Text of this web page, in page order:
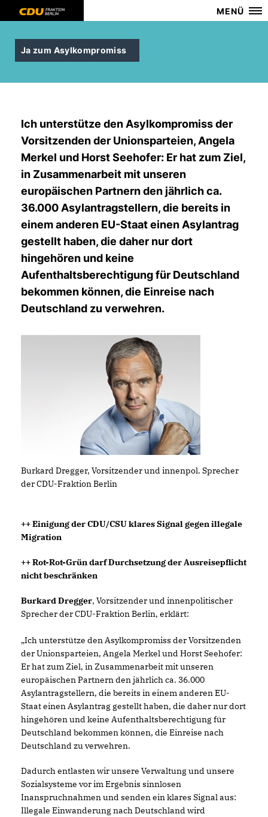
MENÜ
Ja zum Asylkompromiss
Ich unterstütze den Asylkompromiss der
Vorsitzenden der Unionsparteien, Angela
Merkel und Horst Seehofer: Er hat zum Ziel,
in Zusammenarbeit mit unseren
europäischen Partnern den jährlich ca.
36.000 Asylantragstellern, die bereits in
einem anderen EU-Staat einen Asylantrag
gestellt haben, die daher nur dort
hingehören und keine
Aufenthaltsberechtigung für Deutschland
bekommen können, die Einreise nach
Deutschland zu verwehren.
Burkard Dregger, Vorsitzender und innenpol. Sprecher
der CDU-Fraktion Berlin
++ Einigung der CDU/CSU klares Signal gegen illegale
Migration
++ Rot-Rot-Grün darf Durchsetzung der Ausreisepflicht
nicht beschränken
Burkard Dregger, Vorsitzender und innenpolitischer
Sprecher der CDU-Fraktion Berlin, erklärt:
Ich unterstütze den Asylkompromiss der Vorsitzenden
der Unionsparteien, Angela Merkel und Horst Seehofer:
Er hat zum Ziel, in Zusammenarbeit mit unseren
europäischen Partnern den jährlich ca. 36.000
Asylantragstellern, die bereits in einem anderen EU-
Staat einen Asylantrag gestellt haben, die daher nur dort
hingehören und keine Aufenthaltsberechtigung für
Deutschland bekommen können, die Einreise nach
Deutschland zu verwehren.
Dadurch entlasten wir unsere Verwaltung und unsere
Sozialsysteme vor im Ergebnis sinnlosen
Inanspruchnahmen und senden ein klares Signal aus:
Illegale Einwanderung nach Deutschland wird